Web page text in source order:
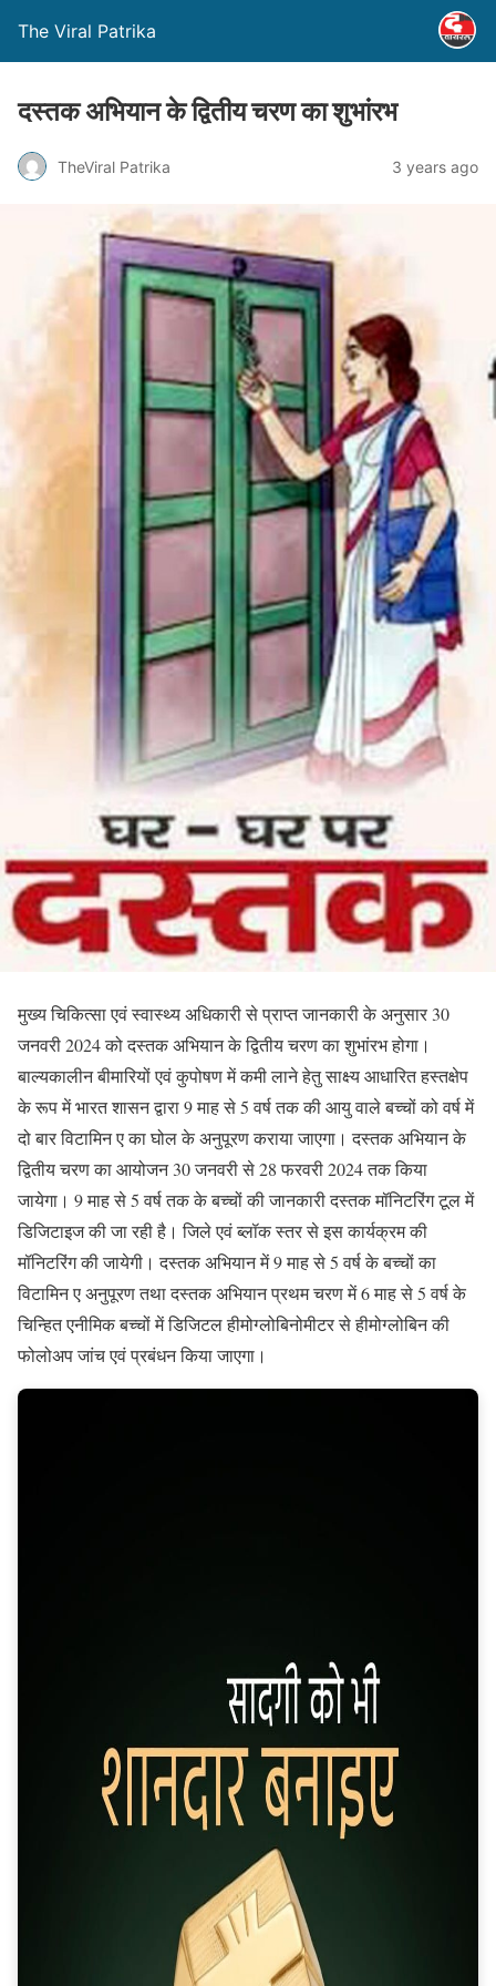
The Viral Patrika
दस्तक अभियान के द्वितीय चरण का शुभांरभ
TheViral Patrika 3 years ago
मुख्य चिकित्सा एवं स्वास्थ्य अधिकारी से प्राप्त जानकारी के अनुसार 30
जनवरी 2024 को दस्तक अभियान के द्वितीय चरण का शुभांरभ होगा।
बाल्यकालीन बीमारियों एवं कुपोषण में कमी लाने हेतु साक्ष्य आधारित हस्तक्षेप
के रूप में भारत शासन द्वारा 9 माह से 5 वर्ष तक की आयु वाले बच्चों को वर्ष में
दो बार विटामिन ए का घोल के अनुपूरण कराया जाएगा। दस्तक अभियान के
द्वितीय चरण का आयोजन 30 जनवरी से 28 फरवरी 2024 तक किया
जायेगा। 9 माह से 5 वर्ष तक के बच्चों की जानकारी दस्तक मॉनिटरिंग टूल में
डिजिटाइज की जा रही है। जिले एवं ब्लॉक स्तर से इस कार्यक्रम की
मॉनिटरिंग की जायेगी। दस्तक अभियान में 9 माह से 5 वर्ष के बच्चों का
विटामिन ए अनुपूरण तथा दस्तक अभियान प्रथम चरण में 6 माह से 5 वर्ष के
चिन्हित एनीमिक बच्चों में डिजिटल हीमोग्लोबिनोमीटर से हीमोग्लोबिन की
फोलोअप जांच एवं प्रबंधन किया जाएगा।